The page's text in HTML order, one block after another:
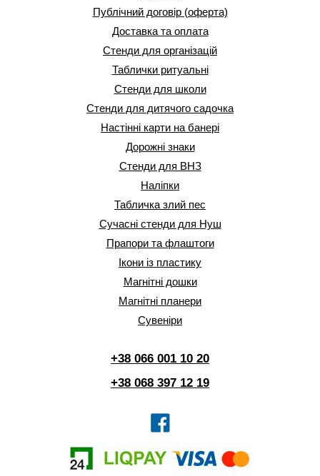
Публічний договір (оферта)
Доставка та оплата
Стенди для організацій
Таблички ритуальні
Стенди для школи
Стенди для дитячого садочка
Настінні карти на банері
Дорожні знаки
Стенди для ВНЗ
Наліпки
Табличка злий пес
Сучасні стенди для Нуш
Прапори та флаштоги
Ікони із пластику
Магнітні дошки
Магнітні планери
Сувеніри
+38 066 001 10 20
+38 068 397 12 19